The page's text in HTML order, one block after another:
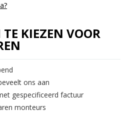
KIEZEN VOOR
ons aan
gespecificeerd factuur
monteurs